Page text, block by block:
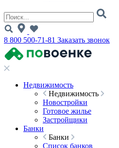
8 800 500-71-81 Заказать звонок
Недвижимость
Недвижимость
Новостройки
Готовое жилье
Застройщики
Банки
Банки
Список банков